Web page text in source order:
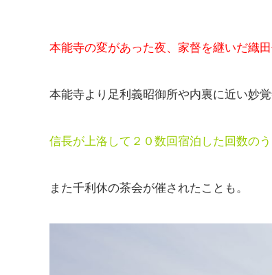
本能寺の変があった夜、家督を継いだ織
本能寺より足利義昭御所や内裏に近い妙
信長が上洛して２０数回宿泊した回数の
また千利休の茶会が催されたことも。